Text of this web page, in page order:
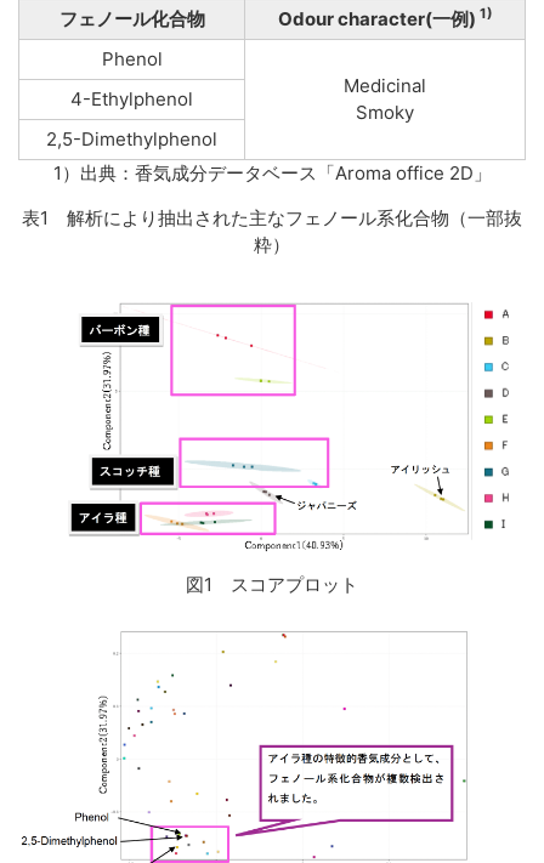
フェノール化合物 Odour character(一例) 1)
Phenol
Medicinal
Smoky
4-Ethylphenol
2,5-Dimethylphenol
1）出典：香気成分データベース「Aroma office 2D」
表1 解析により抽出された主なフェノール系化合物（一部抜
粋）
図1 スコアプロット